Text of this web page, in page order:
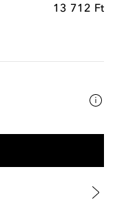
13 712 Ft